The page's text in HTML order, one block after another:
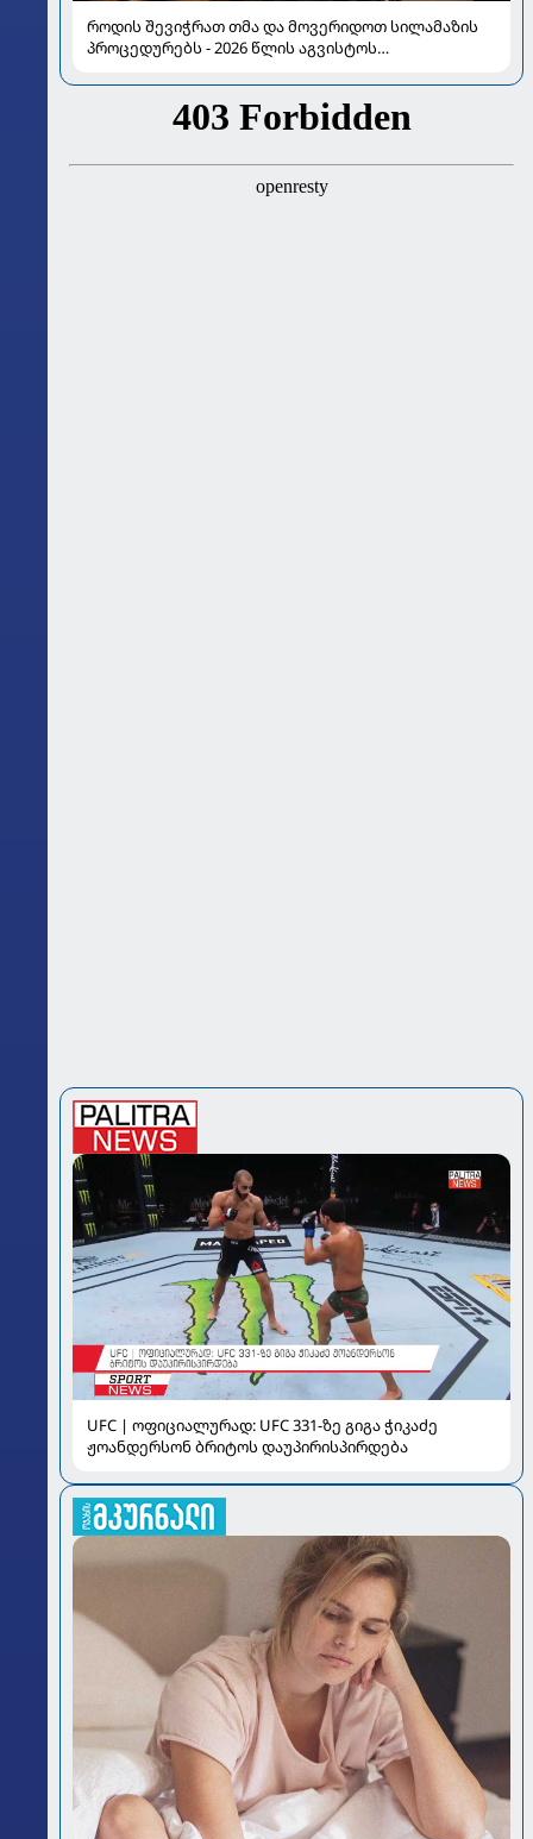
როდის შევიჭრათ თმა და მოვერიდოთ სილამაზის
პროცედურებს - 2026 წლის აგვისტოს
UFC | ოფიციალურად: UFC 331-ზე გიგა ჭიკაძე
ჟოანდერსონ ბრიტოს დაუპირისპირდება